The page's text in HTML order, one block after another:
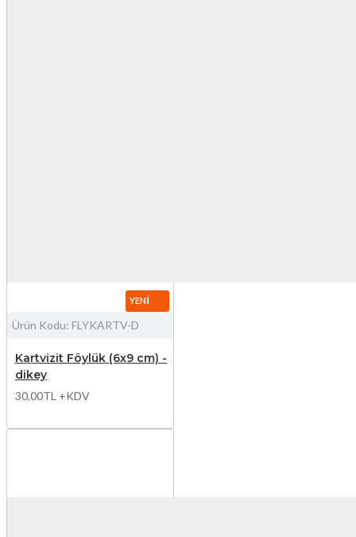
YENI
Ürün Kodu: FLYKARTV-D
Kartvizit Föylük (6x9 cm) -
dikey
30,00TL +KDV